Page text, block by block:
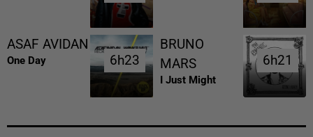
ASAF AVIDAN
One Day 6h23
6h23
BRUNO
MARS
I Just Might
6h21
6h21